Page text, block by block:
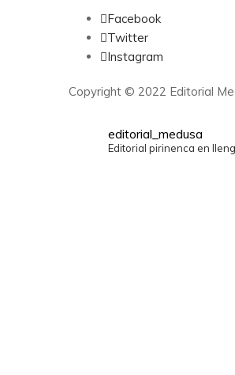
Facebook
Twitter
Instagram
Copyright © 2022 Editorial
editorial_medusa
Editorial pirinenca en